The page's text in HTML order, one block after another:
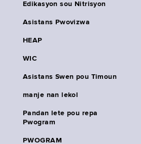
Edikasyon sou Nitrisyon
Asistans Pwovizwa
HEAP
WIC
Asistans Swen pou Timoun
manje nan lekol
Pandan lete pou repa
Pwogram
PWOGRAM